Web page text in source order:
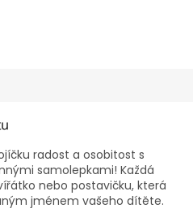
radost a osobitost s
samolepkami! Každá
nebo postavičku, která
jménem vašeho dítěte.